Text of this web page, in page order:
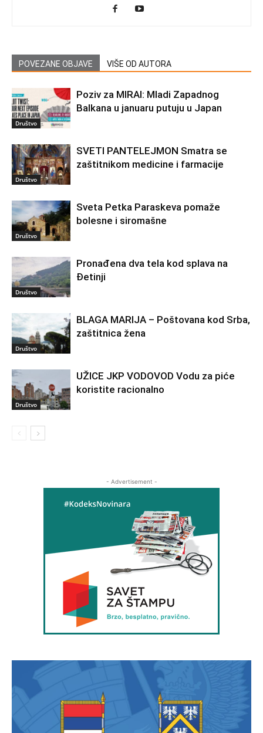
POVEZANE OBJAVE VIŠE OD AUTORA
Društvo
Poziv za MIRAI: Mladi Zapadnog
Balkana u januaru putuju u Japan
Društvo
SVETI PANTELEJMON Smatra se
zaštitnikom medicine i farmacije
Društvo
Sveta Petka Paraskeva pomaže
bolesne i siromašne
Društvo
Pronađena dva tela kod splava na
Đetinji
Društvo
BLAGA MARIJA – Poštovana kod Srba,
zaštitnica žena
Društvo
UŽICE JKP VODOVOD Vodu za piće
koristite racionalno
- Advertisement -